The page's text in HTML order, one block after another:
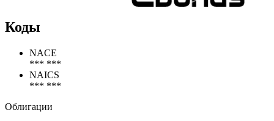
Коды
NACE
*** ***
NAICS
*** ***
Облигации